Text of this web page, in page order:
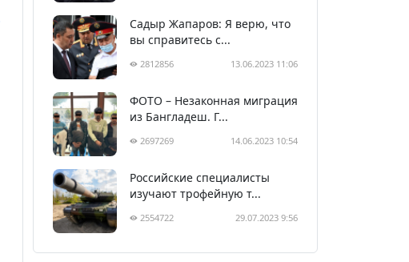
Садыр Жапаров: Я верю, что
вы справитесь с...
2812856 13.06.2023 11:06
ФОТО – Незаконная миграция
из Бангладеш. Г...
2697269 14.06.2023 10:54
Российские специалисты
изучают трофейную т...
2554722 29.07.2023 9:56